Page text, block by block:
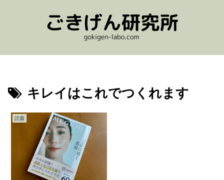
キレイはこれでつくれます
読書